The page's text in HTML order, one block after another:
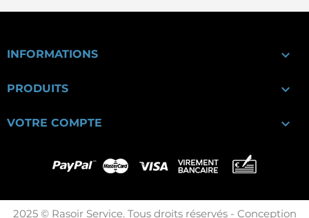
INFORMATIONS 
PRODUITS 
VOTRE COMPTE 
2025 © Rasoir Service. Tous droits réservés - Conception